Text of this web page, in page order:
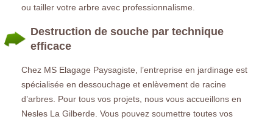
ou tailler votre arbre avec professionnalisme.
Destruction de souche par technique
efficace
Chez MS Elagage Paysagiste, l’entreprise en jardinage est
spécialisée en dessouchage et enlèvement de racine
d’arbres. Pour tous vos projets, nous vous accueillons en
Nesles La Gilberde. Vous pouvez soumettre toutes vos